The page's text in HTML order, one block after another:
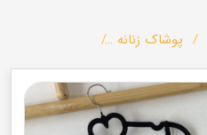
پوشاک زنانه